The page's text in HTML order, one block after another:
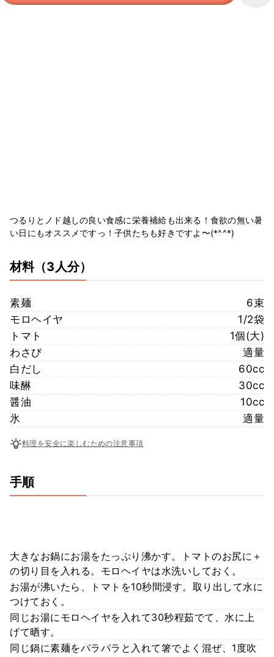
つるりとノド越しの良い食感に栄養補給も出来る！食欲の無い暑
い日にもオススメですっ！子供たちも好きですよ〜(*^^*)
材料（3人分）
素麺
6束
モロヘイヤ
1/2袋
トマト
1個(大)
わさび
適量
白だし
60cc
味醂
30cc
醤油
10cc
氷
適量
料理を安全に楽しむための注意事項
手順
大きなお鍋にお湯をたっぷり沸かす。トマトのお尻に＋
の切り目を入れる。モロヘイヤは水洗いしておく。
お湯が沸いたら、トマトを10秒間浸す。取り出して水に
つけておく。
同じお湯にモロヘイヤを入れて30秒程茹でて、水に上
げて晒す。
同じ鍋に素麺をパラパラと入れて箸でよく混ぜ、1度吹